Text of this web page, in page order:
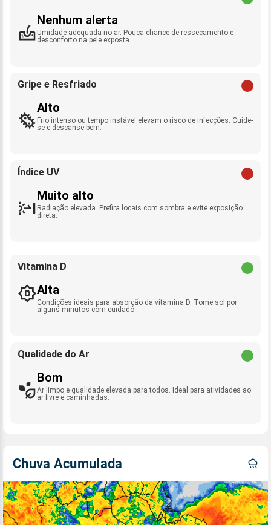
Nenhum alerta
Umidade adequada no ar. Pouca chance de ressecamento e
desconforto na pele exposta.
Gripe e Resfriado
Alto
Frio intenso ou tempo instável elevam o risco de infecções. Cuide-
se e descanse bem.
Índice UV
Muito alto
Radiação elevada. Prefira locais com sombra e evite exposição
direta.
Vitamina D
Alta
Condições ideais para absorção da vitamina D. Tome sol por
alguns minutos com cuidado.
Qualidade do Ar
Bom
Ar limpo e qualidade elevada para todos. Ideal para atividades ao
ar livre e caminhadas.
Chuva Acumulada